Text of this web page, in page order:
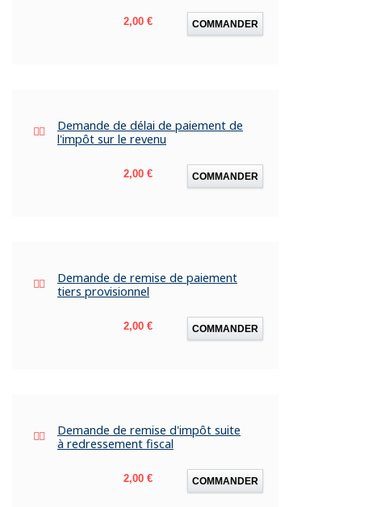
Prix
2,00 € COMMANDER
Demande de délai de paiement de
l'impôt sur le revenu
Prix
2,00 € COMMANDER
Demande de remise de paiement
tiers provisionnel
Prix
2,00 € COMMANDER
Demande de remise d'impôt suite
à redressement fiscal
Prix
2,00 € COMMANDER